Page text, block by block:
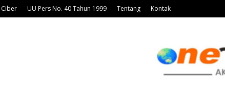
UU Pers No. 40 Tahun 1999 Tentang Kontak